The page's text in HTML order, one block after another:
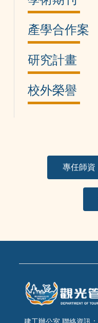
產學合作案
研究計畫
校外榮譽
專任師資